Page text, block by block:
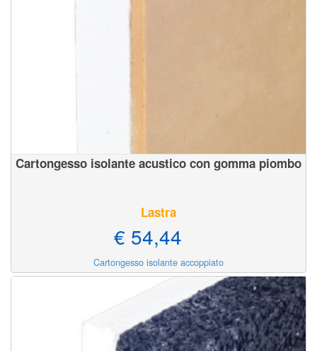
Cartongesso isolante acustico con gomma piombo
Lastra
€ 54,44
Cartongesso isolante accoppiato